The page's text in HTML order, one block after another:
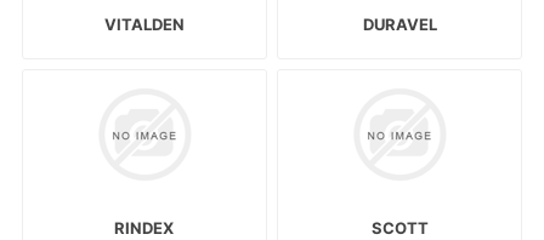
VITALDEN DURAVEL
RINDEX SCOTT